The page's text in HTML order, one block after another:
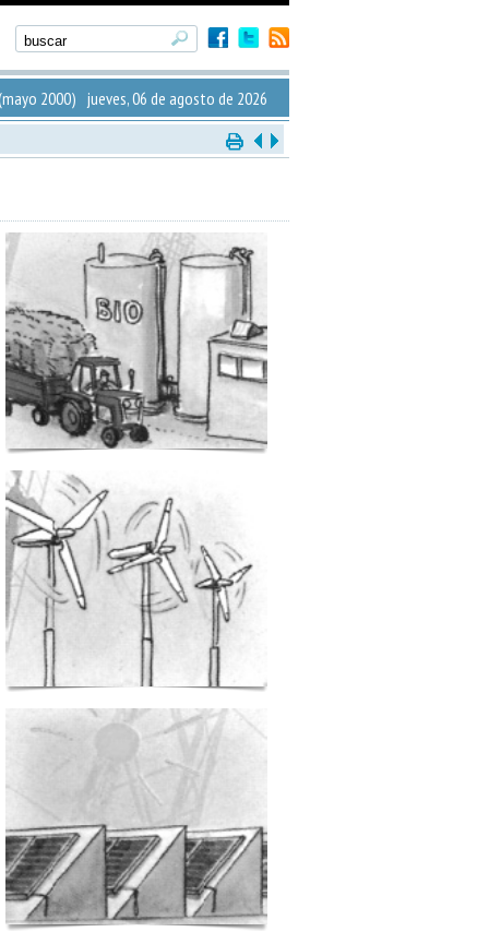
2000) jueves, 06 de agosto de 2026